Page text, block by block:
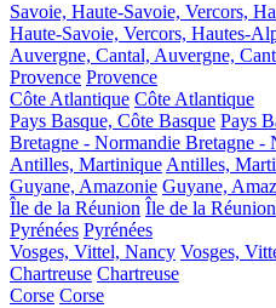
Savoie, Haute-Savoie, Vercors,
Haute-Savoie, Vercors, Hautes-
Auvergne, Cantal, Auvergne,
Provence Provence
Côte Atlantique Côte Atlantique
Pays Basque, Côte Basque Pays
Bretagne - Normandie Bretagne -
Antilles, MartiniqueAntilles,
Guyane, Amazonie Guyane,
Île de la Réunion Île de la Réunion
Pyrénées Pyrénées
Vosges, Vittel, Nancy Vosges,
Chartreuse Chartreuse
Corse Corse